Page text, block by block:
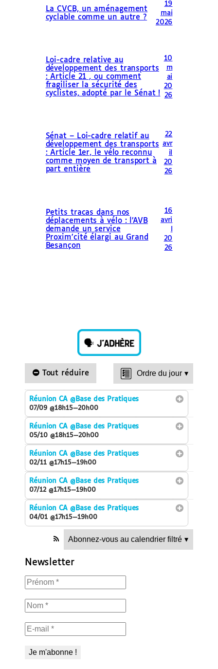
La CVCB, un aménagement
cyclable comme un autre ?
19
mai
2026
Loi-cadre relative au
développement des transports
: Article 21 , ou comment
fragiliser la sécurité des
cyclistes, adopté par le Sénat !
10
m
ai
20
26
Sénat – Loi-cadre relatif au
développement des transports
: Article 1er, le vélo reconnu
comme moyen de transport à
part entière
22
avr
il
20
26
Petits tracas dans nos
déplacements à vélo : l’AVB
demande un service
Proxim’cité élargi au Grand
Besançon
16
avri
20
26
Tout réduire Ordre du jour ▾
Réunion CA@Base des Pratiques
07/09 @18h15—20h00
Réunion CA@Base des Pratiques
05/10 @18h15—20h00
Réunion CA@Base des Pratiques
02/11 @17h15—19h00
Réunion CA@Base des Pratiques
07/12 @17h15—19h00
Réunion CA@Base des Pratiques
04/01 @17h15—19h00
Abonnez-vous au calendrier filtré ▾
Newsletter